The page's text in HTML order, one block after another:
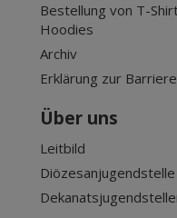
Bestellung von T-
Hoodies
Archiv
Erklärung zur
Über uns
Leitbild
Diözesanjugendstelle